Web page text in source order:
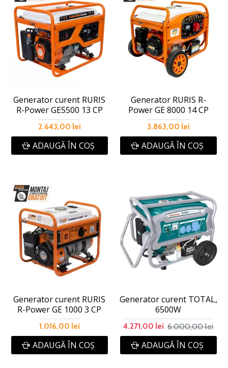
Generator curent RURIS
R-Power GE5500 13 CP
2.643,00 lei
ADAUGĂ ÎN COŞ
Generator RURIS R-
Power GE 8000 14 CP
3.863,00 lei
ADAUGĂ ÎN COŞ
Generator curent RURIS
R-Power GE 1000 3 CP
1.016,00 lei
ADAUGĂ ÎN COŞ
Generator curent TOTAL,
6500W
4.271,00 lei 6.000,00 lei
ADAUGĂ ÎN COŞ